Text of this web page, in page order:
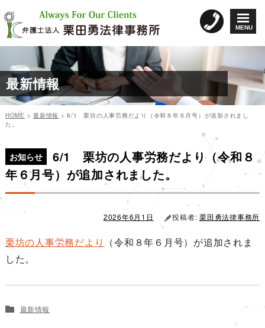
MENU
ン
テ
ン
へ
ス
キ
ッ
プ
最新情報
HOME >最新情報 >6/1 栗坊の人事労務だより（令和８年６月号）が追加されまし
た。
お知らせ
6/1 栗坊の人事労務だより（令和８
年６月号）が追加されました。
日:
2026年6月1日 投稿者:栗田勇法律事務所
栗坊の人事労務だより
（令和８年６月号）が追加されま
した。
ゴ
リ
ー
最新情報
稿
ナ
ビ
ョ
ン